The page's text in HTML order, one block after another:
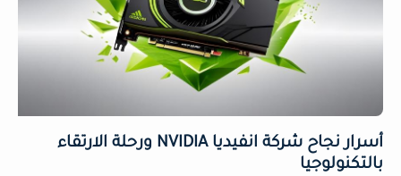
أسرار نجاح شركة انفيديا NVIDIA ورحلة الارتقاء
بالتكنولوجيا